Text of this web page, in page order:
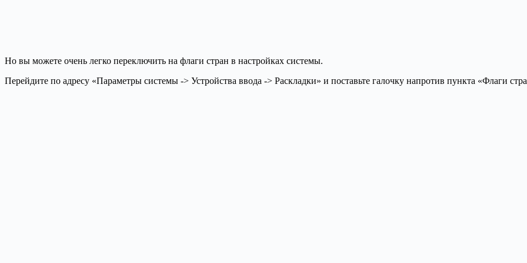
Но вы можете очень легко переключить на флаги стран в настройках системы.
Перейдите по адресу «Параметры системы -> Устройства ввода -> Раскладки» и поставьте галочку напротив пункта «Флаги